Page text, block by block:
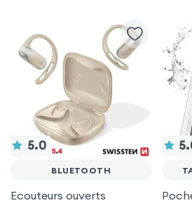
5.0
BLUETOOTH
Ecouteurs ouverts